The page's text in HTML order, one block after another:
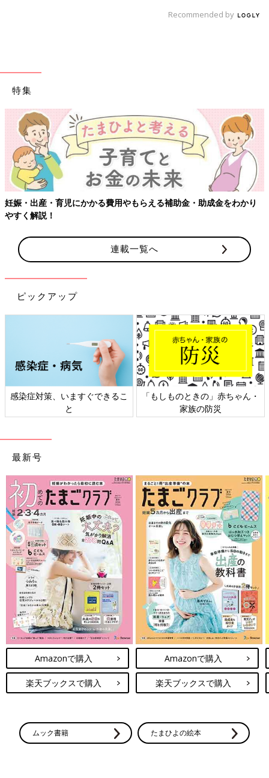
Recommended by
特集
【ワクチン接種できるものも】妊婦の感染症対策、知っておいて！
連載一覧へ
ピックアップ
日本外来小児科学会リーフレッ
ト検討会
六星占術 細木かおりさんの人生
相談
最新号
Amazonで購入
楽天ブックスで購入
Amazonで購入
楽天ブックスで購入
ムック書籍 たまひよの絵本